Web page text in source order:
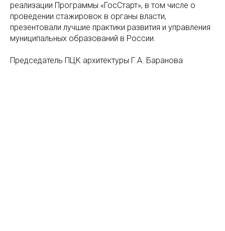
реализации Программы «ГосСтарт», в том числе о
проведении стажировок в органы власти,
презентовали лучшие практики развития и управления
муниципальных образований в России.
Председатель ПЦК архитектуры Г.А. Баранова